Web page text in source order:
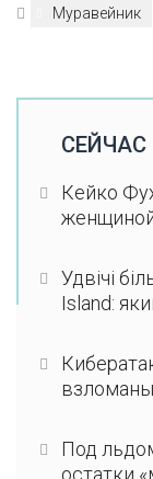
Муравейник
Кейко
Удвічі
Island:
Под
остатки